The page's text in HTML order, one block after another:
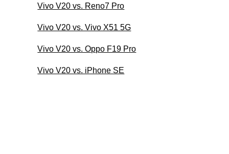
Vivo V20 vs. Reno7 Pro
Vivo V20 vs. Vivo X51 5G
Vivo V20 vs. Oppo F19 Pro
Vivo V20 vs. iPhone SE